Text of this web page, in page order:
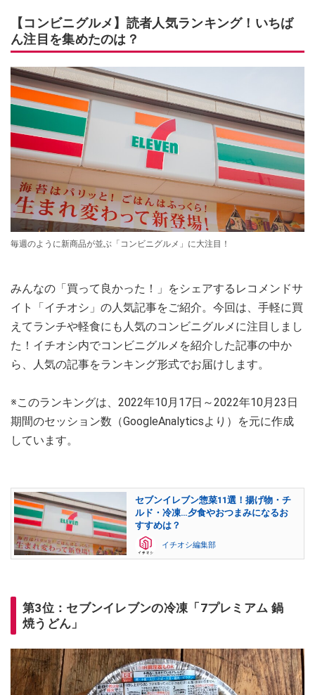
【コンビニグルメ】読者人気ランキング！いちば
ん注目を集めたのは？
毎週のように新商品が並ぶ「コンビニグルメ」に大注目！
みんなの「買って良かった！」をシェアするレコメンドサ
イト「イチオシ」の人気記事をご紹介。今回は、手軽に買
えてランチや軽食にも人気のコンビニグルメに注目しまし
た！イチオシ内でコンビニグルメを紹介した記事の中か
ら、人気の記事をランキング形式でお届けします。
※このランキングは、2022年10月17日～2022年10月23日
期間のセッション数（GoogleAnalyticsより）を元に作成
しています。
セブンイレブン惣菜11選！揚げ物・チ
ルド・冷凍…夕食やおつまみになるお
すすめは？
イチオシ編集部
第3位：セブンイレブンの冷凍「7プレミアム 鍋
焼うどん」